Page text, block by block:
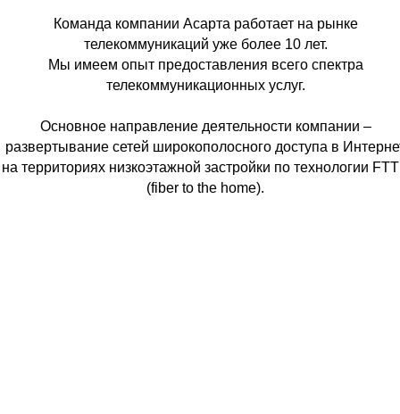
Команда компании Асарта работает на рынке
телекоммуникаций уже более 10 лет.
Мы имеем опыт предоставления всего спектра
телекоммуникационных услуг.
Основное направление деятельности компании –
развертывание сетей широкополосного доступа в
на территориях низкоэтажной застройки по технологии
(fiber to the home).